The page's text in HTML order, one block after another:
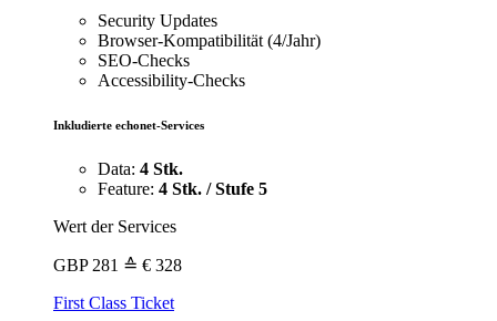
Security Updates
Browser-Kompatibilität (4/Jahr)
SEO-Checks
Accessibility-Checks
Inkludierte echonet-Services
Data: 4 Stk.
Feature: 4 Stk. / Stufe 5
Wert der Services
GBP 281 ≙ € 328
First Class Ticket